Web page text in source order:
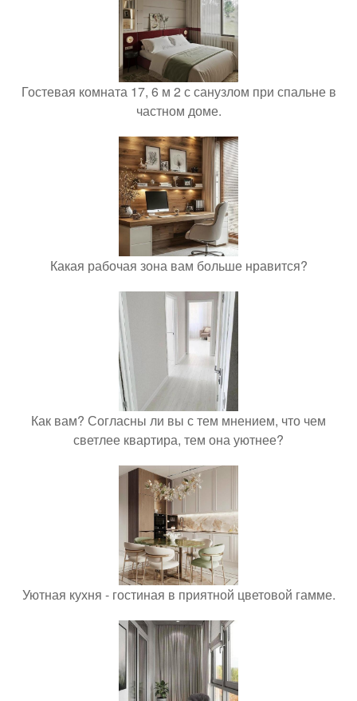
Гостевая комната 17, 6 м 2 с санузлом при спальне в
частном доме.
Какая рабочая зона вам больше нравится?
Как вам? Согласны ли вы с тем мнением, что чем
светлее квартира, тем она уютнее?
Уютная кухня - гостиная в приятной цветовой гамме.